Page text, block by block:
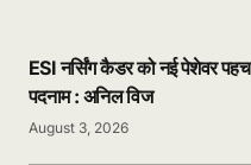
ESI नर्सिंग कैडर को नई पेशेवर
पदनाम : अनिल विज
August 3, 2026